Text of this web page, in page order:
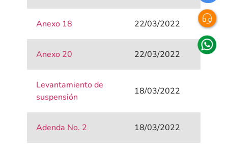
Anexo 18 22/03/2022
Anexo 20 22/03/2022
Levantamiento de
suspensión
18/03/2022
Adenda No. 2 18/03/2022